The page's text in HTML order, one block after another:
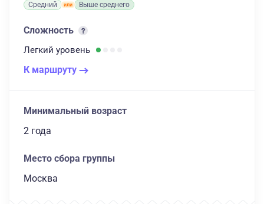
Средний Выше среднего
Сложность
Легкий уровень
К маршруту
Минимальный возраст
2 года
Место сбора группы
Москва